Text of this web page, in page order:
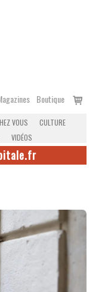
Boutique
Voir
VOUS
CULTURE
VIDÉOS